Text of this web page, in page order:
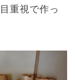
重視で作っ